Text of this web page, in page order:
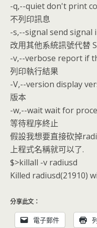
-q,--quiet don't print
不列印訊息
-s,--signal send signal
改用其他系統訊號代替
-v,--verbose report if
列印執行結果
-V,--version display
版本
-w,--wait wait for
等待程序終止
假設我想要直接砍掉
上程式名稱就可以了.
$>killall -v radiusd
Killed radiusd(21910)
分享此文：
電子郵件